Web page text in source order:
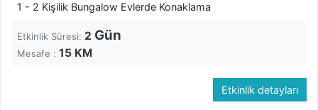
1 - 2 Kişilik Bungalow Evlerde Konaklama
Etkinlik Süresi: 2 Gün
Mesafe : 15 KM
Etkinlik detayları